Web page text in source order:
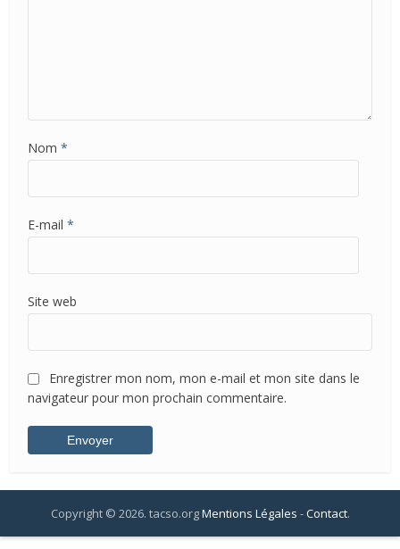
Nom*
E-mail*
Site web
Enregistrer mon nom, mon e-mail et mon site dans le
navigateur pour mon prochain commentaire.
Copyright © 2026. tacso.orgMentions Légales -Contact.